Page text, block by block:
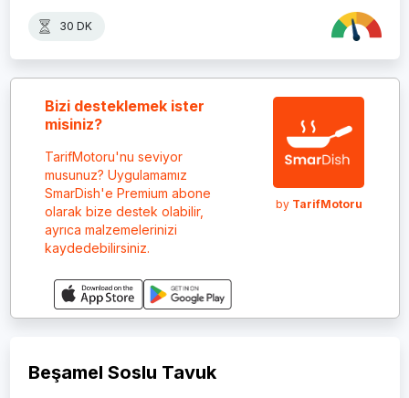
30 DK
Bizi desteklemek ister
misiniz?
TarifMotoru'nu seviyor
musunuz? Uygulamamız
SmarDish'e Premium abone
olarak bize destek olabilir,
ayrıca malzemelerinizi
kaydedebilirsiniz.
by TarifMotoru
Beşamel Soslu Tavuk